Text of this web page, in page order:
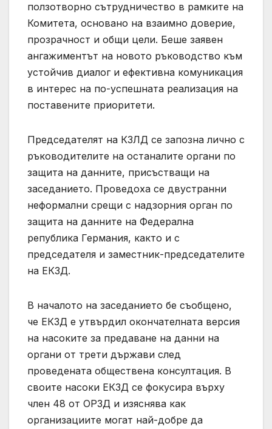
ползотворно сътрудничество в рамките на
Комитета, основано на взаимно доверие,
прозрачност и общи цели. Беше заявен
ангажиментът на новото ръководство към
устойчив диалог и ефективна комуникация
в интерес на по-успешната реализация на
поставените приоритети.
Председателят на КЗЛД се запозна лично с
ръководителите на останалите органи по
защита на данните, присъстващи на
заседанието. Проведоха се двустранни
неформални срещи с надзорния орган по
защита на данните на Федерална
република Германия, както и с
председателя и заместник-председателите
на ЕКЗД.
В началото на заседанието бе съобщено,
че ЕКЗД е утвърдил окончателната версия
на насоките за предаване на данни на
органи от трети държави след
проведената обществена консултация. В
своите насоки ЕКЗД се фокусира върху
член 48 от ОРЗД и изяснява как
организациите могат най-добре да